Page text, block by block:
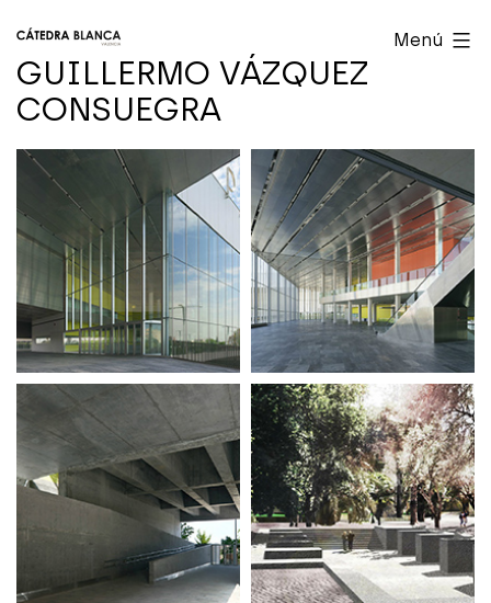
contenido
Cátedra
Blanca
Valencia
Menú
GUILLERMO VÁZQUEZ
CONSUEGRA